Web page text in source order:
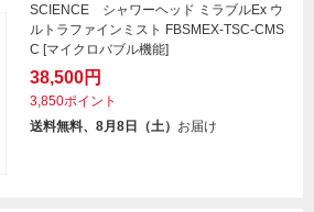
SCIENCE シャワーヘッド ミラブルEx ウ
ルトラファインミスト FBSMEX-TSC-CMS
C [マイクロバブル機能]
38,500円
3,850ポイント
送料無料、8月8日（土） お届け